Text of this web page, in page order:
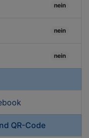
nein
nein
nein
QR-Code